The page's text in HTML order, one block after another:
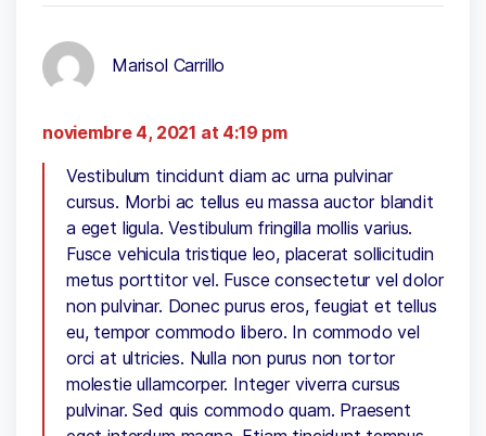
Marisol Carrillo
noviembre 4, 2021 at 4:19 pm
Vestibulum tincidunt diam ac urna pulvinar
cursus. Morbi ac tellus eu massa auctor blandit
a eget ligula. Vestibulum fringilla mollis varius.
Fusce vehicula tristique leo, placerat sollicitudin
metus porttitor vel. Fusce consectetur vel dolor
non pulvinar. Donec purus eros, feugiat et tellus
eu, tempor commodo libero. In commodo vel
orci at ultricies. Nulla non purus non tortor
molestie ullamcorper. Integer viverra cursus
pulvinar. Sed quis commodo quam. Praesent